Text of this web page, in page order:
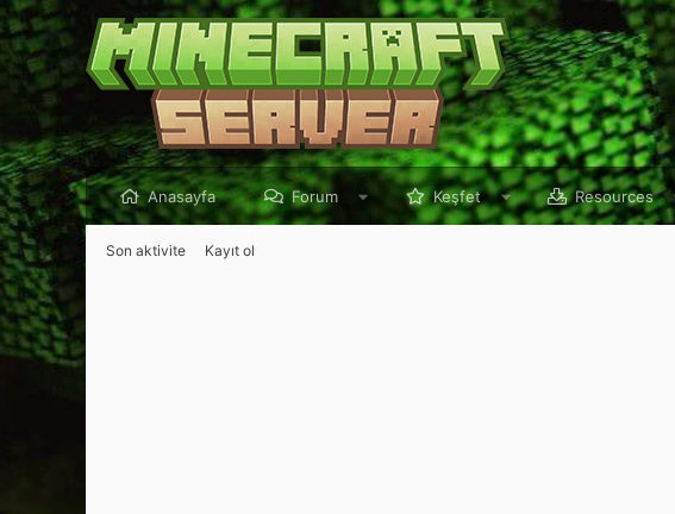
Anasayfa Forum Keşfet Resources
Son aktivite Kayıt ol